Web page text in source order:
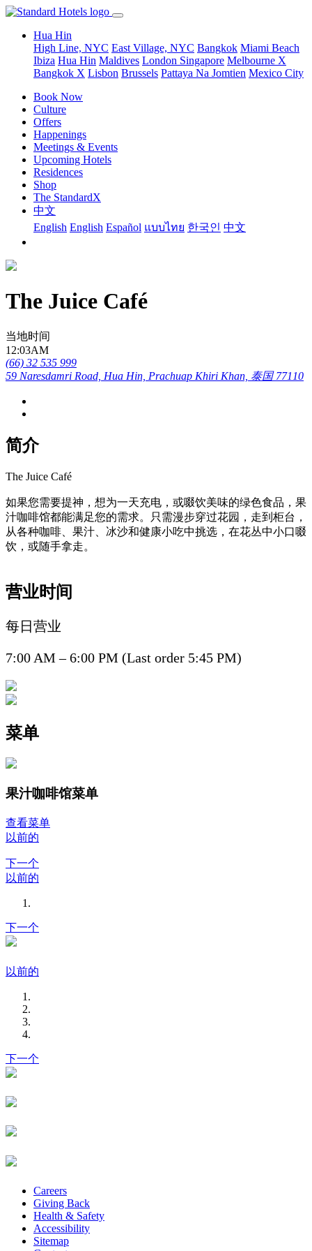
Hua Hin
High Line, NYC East Village, NYC Bangkok Miami Beach
Ibiza Hua Hin Maldives London Singapore Melbourne X
Bangkok X Lisbon Brussels Pattaya Na Jomtien Mexico City
Book Now
Culture
Offers
Happenings
Meetings & Events
Upcoming Hotels
Residences
Shop
The StandardX
中文
English English Español แบบไทย 한국인 中文
The Juice Café
当地时间
12:03AM
(66) 32 535 999
59 Naresdamri Road, Hua Hin, Prachuap Khiri Khan, 泰国 77110
简介
The Juice Café
如果您需要提神，想为一天充电，或啜饮美味的绿色食品，果
汁咖啡馆都能满足您的需求。只需漫步穿过花园，走到柜台，
从各种咖啡、果汁、冰沙和健康小吃中挑选，在花丛中小口啜
饮，或随手拿走。
营业时间
每日营业
7:00 AM – 6:00 PM (Last order 5:45 PM)
菜单
果汁咖啡馆菜单
查看菜单
以前的
下一个
以前的
下一个
以前的
下一个
Careers
Giving Back
Health & Safety
Accessibility
Sitemap